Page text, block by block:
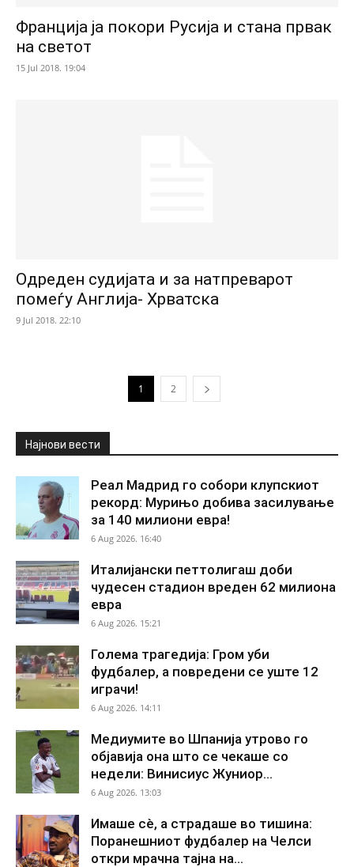
Франција ја покори Русија и стана првак
на светот
15 Jul 2018. 19:04
Одреден судијата и за натпреварот
помеѓу Англија- Хрватска
9 Jul 2018. 22:10
1 2
Најнови вести
Реал Мадрид го собори клупскиот
рекорд: Мурињо добива засилување
за 140 милиони евра!
6 Aug 2026. 16:40
Италијански петтолигаш доби
чудесен стадион вреден 62 милиона
евра
6 Aug 2026. 15:21
Голема трагедија: Гром уби
фудбалер, а повредени се уште 12
играчи!
6 Aug 2026. 14:11
Медиумите во Шпанија утрово го
објавија она што се чекаше со
недели: Винисиус Жуниор...
6 Aug 2026. 13:03
Имаше сè, а страдаше во тишина:
Поранешниот фудбалер на Челси
откри мрачна тајна на...